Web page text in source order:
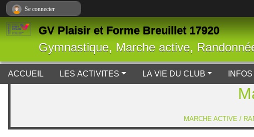
GV Plaisir et Forme Breuillet 17920
Gymnastique, Marche active,
ACCUEIL LES ACTIVITES LA VIE DU CLUB
MARCHE ACTIVE /
Se connecter
Panneau de gestion des cookies